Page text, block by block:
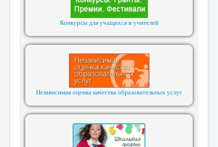
Конкурсы для учащихся и учителей
Независимая оценка качества образовательных услуг